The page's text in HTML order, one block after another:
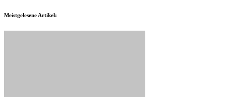
Meistgelesene Artikel: